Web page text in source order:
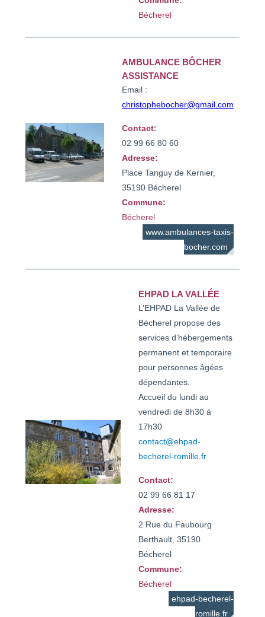
Bécherel
AMBULANCE BÔCHER
ASSISTANCE
Email :
christophebocher@gmail.com
Contact:
02 99 66 80 60
Adresse:
Place Tanguy de Kernier,
35190 Bécherel
Commune:
Bécherel
www.ambulances-taxis-
bocher.com
EHPAD LA VALLÉE
L’EHPAD La Vallée de
Bécherel propose des
services d’hébergements
permanent et temporaire
pour personnes âgées
dépendantes.
Accueil du lundi au
vendredi de 8h30 à
17h30
contact@ehpad-
becherel-romille.fr
Contact:
Adresse:
2 Rue du Faubourg
Berthault, 35190
Bécherel
Commune:
Bécherel
ehpad-becherel-
romille.fr